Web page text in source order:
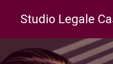
Studio Legale